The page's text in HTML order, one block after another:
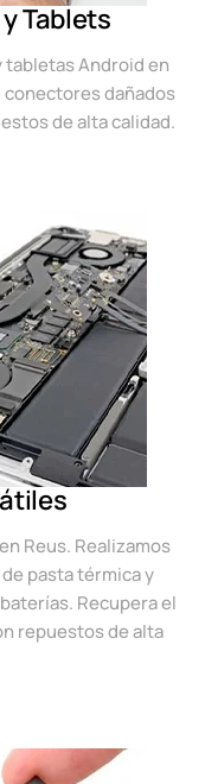
Tablets
tabletas Android en
dañados
de alta calidad.
Reus. Realizamos
pasta térmica y
Recupera el
repuestos de alta